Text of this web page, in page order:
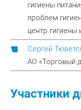
гигиены
проблем
центр
Сергей
АО «Торговый
Участники